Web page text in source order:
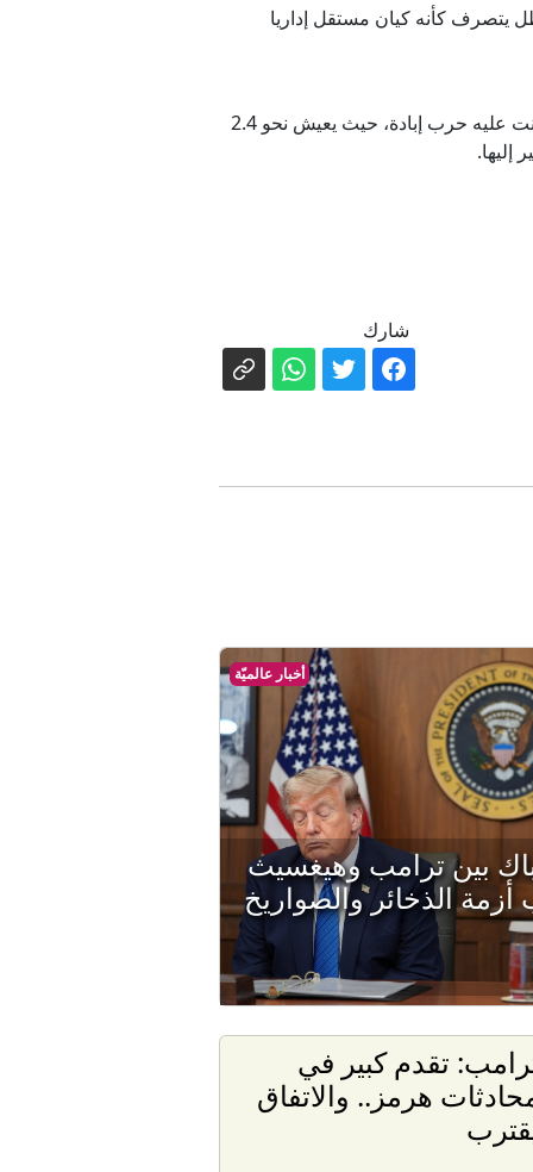
الصومال عام 1991 بأي اعتراف دولي، ولكنه ظل يتصرف كأنه كيان مستقل إداريا
وأثار الاعتراف الإسرائيلي تحذيرات من احتمال أن تسعى تل أبيب إلى تهجير الفلسطينيين من قطاع غزة -الذي شنت عليه حرب إبادة، حيث يعيش نحو 2.4
إليها.
شارك
أخبار عالميّة
بين ترامب وهيغسيث
الذخائر والصواريخ
تقدم كبير في
هرمز.. والاتفاق